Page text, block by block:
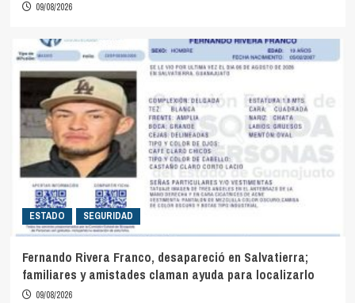
09/08/2026
ESTADO SEGURIDAD
Fernando Rivera Franco, desapareció en Salvatierra;
familiares y amistades claman ayuda para localizarlo
09/08/2026